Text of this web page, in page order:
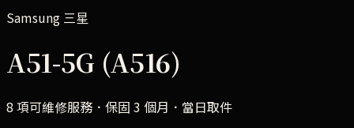
Samsung 三星
A51-5G (A516)
8 項可維修服務．保固 3 個月．當日取件